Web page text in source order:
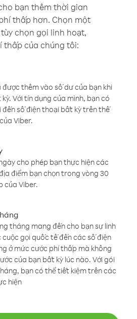
bạn thêm thời gian
thấp hơn. Chọn một
chọn gọi linh hoạt,
thấp của chúng tôi:
thêm vào số dư của bạn khi
Với tín dụng của mình, bạn có
số điện thoại bất kỳ trên thế
Viber.
cho phép bạn thực hiện các
điểm bạn chọn trong vòng 30
của Viber.
tháng mang đến cho bạn sự linh
gọi quốc tế đến các số điện
ở mức cước phí thấp mà không
của bạn bất kỳ lúc nào. Với gói
bạn có thể tiết kiệm trên các
hiện